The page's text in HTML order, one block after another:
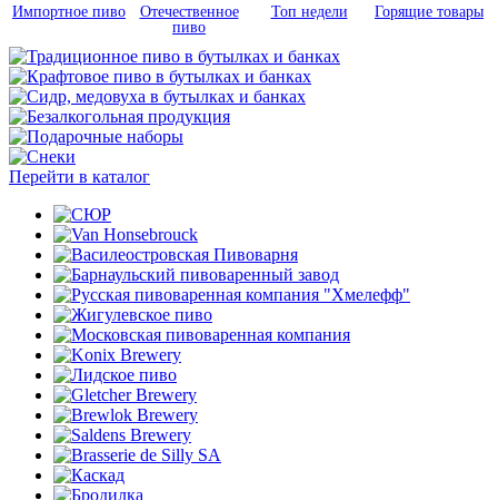
Импортное пиво
Отечественное
пиво
Топ недели Горящие товары
Перейти в каталог